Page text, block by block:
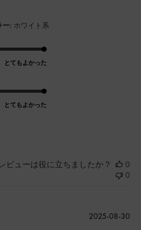
ー: ホワイト系
とてもよかった
とてもよかった
ビューは役に立ちましたか？
0
0
公
2025-08-30